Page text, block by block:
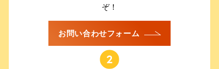
ぞ！
お問い合わせフォーム